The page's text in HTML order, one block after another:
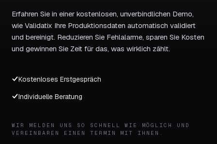
Erfahren Sie in einer kostenlosen, unverbindlichen Demo,
wie Validatix Ihre Produktionsdaten automatisch validiert
und bereinigt. Reduzieren Sie Fehlalarme, sparen Sie Kosten
und gewinnen Sie Zeit für das, was wirklich zählt.
Kostenloses Erstgespräch
Individuelle Beratung
WIR MELDEN UNS SO SCHNELL WIE MÖGLICH UND
VEREINBAREN EINEN TERMIN MIT IHNEN.